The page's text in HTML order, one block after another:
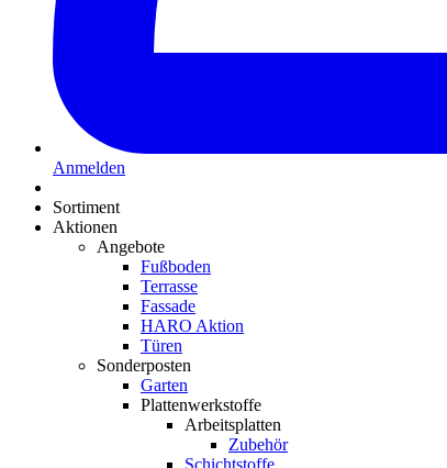
Anmelden
Sortiment
Aktionen
Angebote
Fußboden
Terrasse
Fassade
HARO Aktion
Türen
Sonderposten
Garten
Plattenwerkstoffe
Arbeitsplatten
Zubehör
Schichtstoffe